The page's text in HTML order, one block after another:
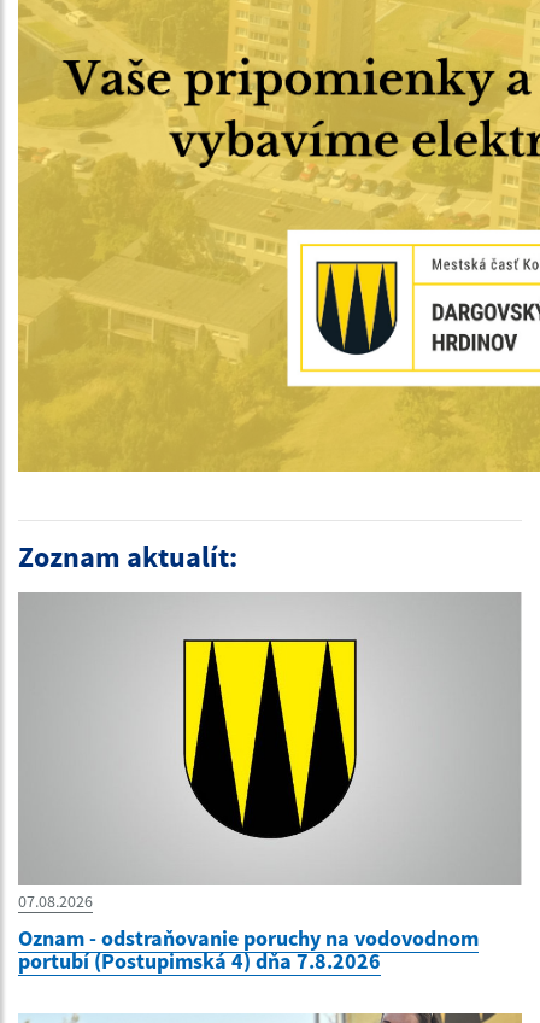
Zoznam aktualít:
07.08.2026
Oznam - odstraňovanie poruchy na vodovodnom
portubí (Postupimská 4) dňa 7.8.2026